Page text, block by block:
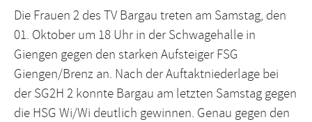
Die Frauen 2 des TV Bargau treten am Samstag, den
01. Oktober um 18 Uhr in der Schwagehalle in
Giengen gegen den starken Aufsteiger FSG
Giengen/Brenz an. Nach der Auftaktniederlage bei
der SG2H 2 konnte Bargau am letzten Samstag gegen
die HSG Wi/Wi deutlich gewinnen. Genau gegen den